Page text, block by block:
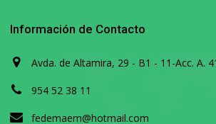
Información de Contacto
Avda. de Altamira, 29 - B1 - 11-Acc. A.
954 52 38 11
fedemaem@hotmail.com